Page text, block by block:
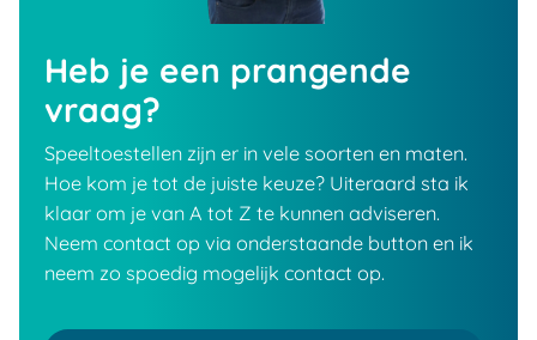
Heb je een prangende
vraag?
Speeltoestellen zijn er in vele soorten en maten.
Hoe kom je tot de juiste keuze? Uiteraard sta ik
klaar om je van A tot Z te kunnen adviseren.
Neem contact op via onderstaande button en ik
neem zo spoedig mogelijk contact op.